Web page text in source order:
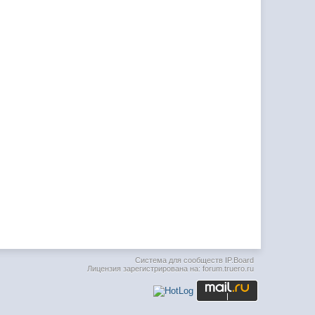
Система для сообществ IP.Board
Лицензия зарегистрирована на: forum.truero.ru